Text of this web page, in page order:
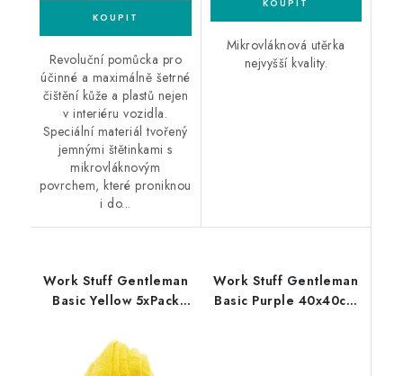
Revoluční pomůcka pro
účinné a maximálně šetrné
čištění kůže a plastů nejen
v interiéru vozidla.
Speciální materiál tvořený
jemnými štětinkami s
mikrovláknovým
povrchem, které proniknou
i do...
Mikrovláknová utěrka
nejvyšší kvality.
Work Stuff Gentleman
Basic Yellow 5xPack
žluté 5ks
Work Stuff Gentleman
Basic Purple 40x40cm